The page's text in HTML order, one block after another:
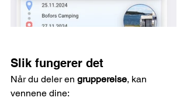
Slik fungerer det
Når du deler en gruppereise, kan
vennene dine: